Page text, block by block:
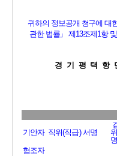
귀하의 정보공개 청구에 대
관한 법률」 제13조제1항
경기평택
기안자  직위(직급) 서명
위
명
협조자